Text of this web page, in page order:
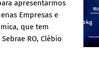
apresentarmos
Empresas e
que tem
RO, Clébio